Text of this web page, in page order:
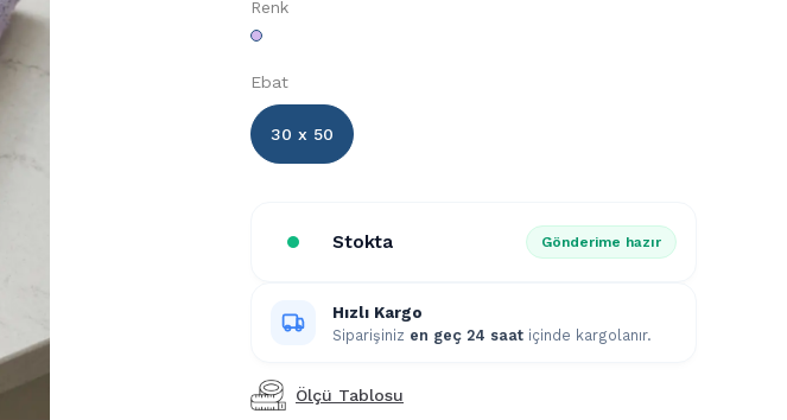
Renk
Ebat
30 x 50
Stokta Gönderime hazır
Hızlı Kargo
Siparişiniz en geç 24 saat içinde kargolanır.
Ölçü Tablosu